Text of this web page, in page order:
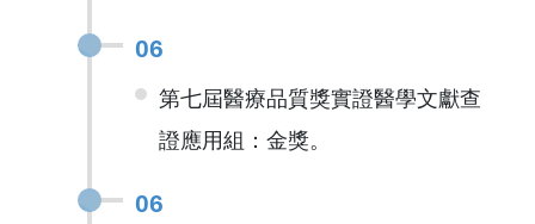
06
第七屆醫療品質獎實證醫學文獻查
證應用組：金獎。
06